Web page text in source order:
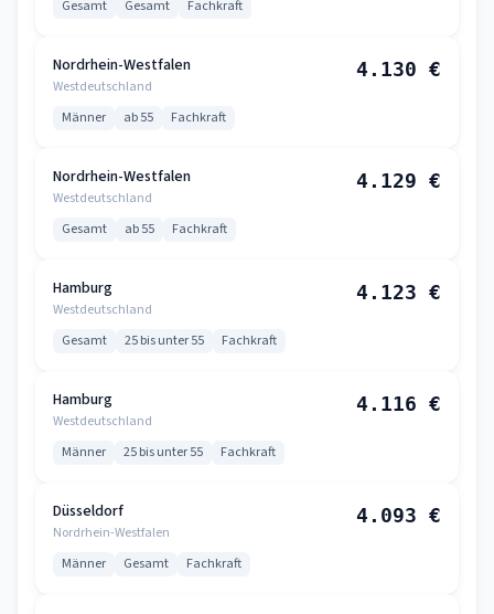
Gesamt Gesamt Fachkraft
Nordrhein-Westfalen
Westdeutschland
4.130 €
Männer ab 55 Fachkraft
Nordrhein-Westfalen
Westdeutschland
4.129 €
Gesamt ab 55 Fachkraft
Hamburg
Westdeutschland
4.123 €
Gesamt 25 bis unter 55 Fachkraft
Hamburg
Westdeutschland
4.116 €
Männer 25 bis unter 55 Fachkraft
Düsseldorf
Nordrhein-Westfalen
4.093 €
Männer Gesamt Fachkraft